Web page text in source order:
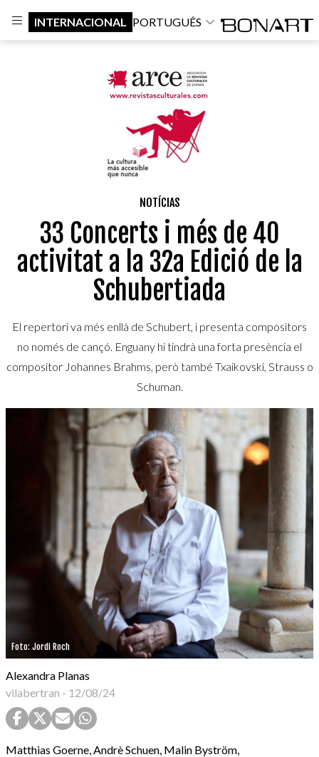
INTERNACIONAL PORTUGUÊS
NOTÍCIAS
33 Concerts i més de 40
activitat a la 32a Edició de la
Schubertiada
El repertori va més enllà de Schubert, i presenta compositors
no només de cançó. Enguany hi tindrà una forta presència el
compositor Johannes Brahms, però també Txaikovski, Strauss o
Schuman.
Foto: Jordi Roch
Alexandra Planas
vilabertran - 12/08/24
Matthias Goerne, Andrè Schuen, Malin Byström,